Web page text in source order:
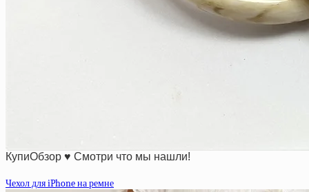
КупиОбзор ♥ Смотри что мы нашли!
Чехол для iPhone на ремне